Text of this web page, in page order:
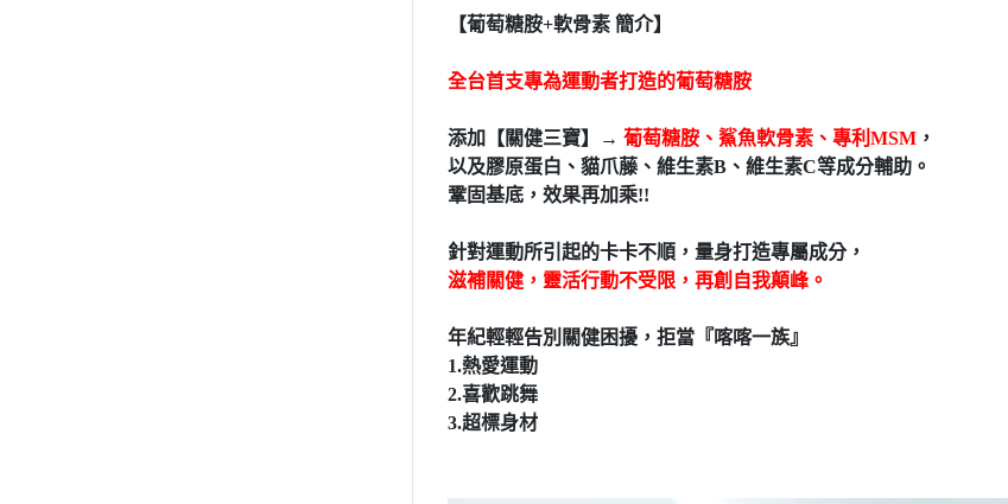
【葡萄糖胺+軟骨素 簡介】
全台首支專為運動者打造的葡萄糖胺
添加【關健三寶】→ 葡萄糖胺、鯊魚軟骨素、專利MSM ，
以及膠原蛋白、貓爪藤、維生素B、維生素C等成分輔助。
鞏固基底，效果再加乘!!
針對運動所引起的卡卡不順，量身打造專屬成分，
滋補關健，靈活行動不受限，再創自我顛峰。
年紀輕輕告別關健困擾，拒當『喀喀一族』
1.熱愛運動
2.喜歡跳舞
3.超標身材